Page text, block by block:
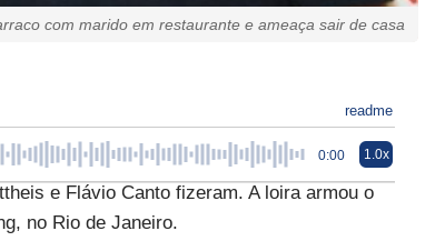
com marido em restaurante e ameaça sair de casa
readme
0:00 1.0x
e Flávio Canto fizeram. A loira armou o
no Rio de Janeiro.